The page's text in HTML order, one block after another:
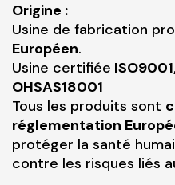
Origine :
Usine de fabrication
Européen.
Usine certifiée
OHSAS18001
Tous les produits sont
réglementation
protéger la santé
contre les risques liés